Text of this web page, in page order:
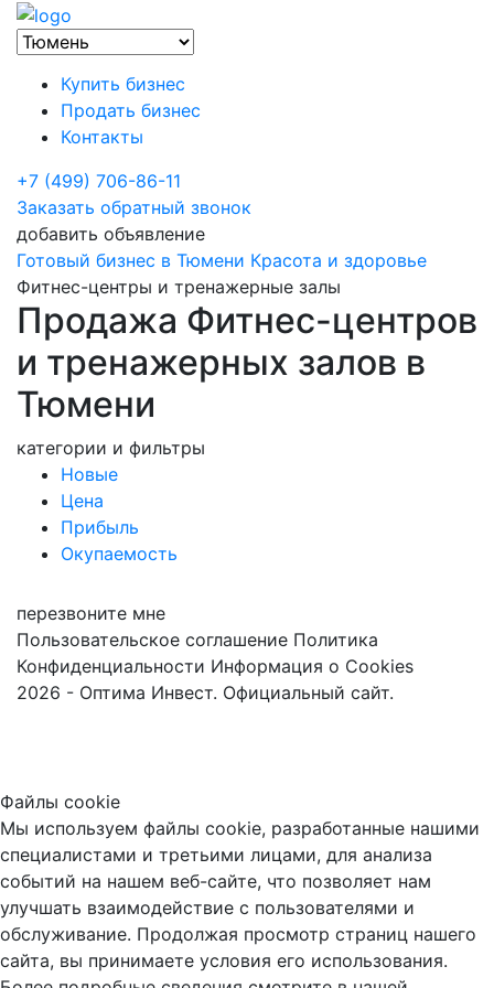
Купить бизнес
Продать бизнес
Контакты
+7 (499) 706-86-11
Заказать обратный звонок
добавить объявление
Готовый бизнес в Тюмени Красота и здоровье
Фитнес-центры и тренажерные залы
Продажа Фитнес-центров
и тренажерных залов в
Тюмени
категории и фильтры
Новые
Цена
Прибыль
Окупаемость
перезвоните мне
Пользовательское соглашение Политика
Конфиденциальности Информация о Cookies
2026 - Оптима Инвест. Официальный сайт.
Файлы cookie
Мы используем файлы cookie, разработанные нашими
специалистами и третьими лицами, для анализа
событий на нашем веб-сайте, что позволяет нам
улучшать взаимодействие с пользователями и
обслуживание. Продолжая просмотр страниц нашего
сайта, вы принимаете условия его использования.